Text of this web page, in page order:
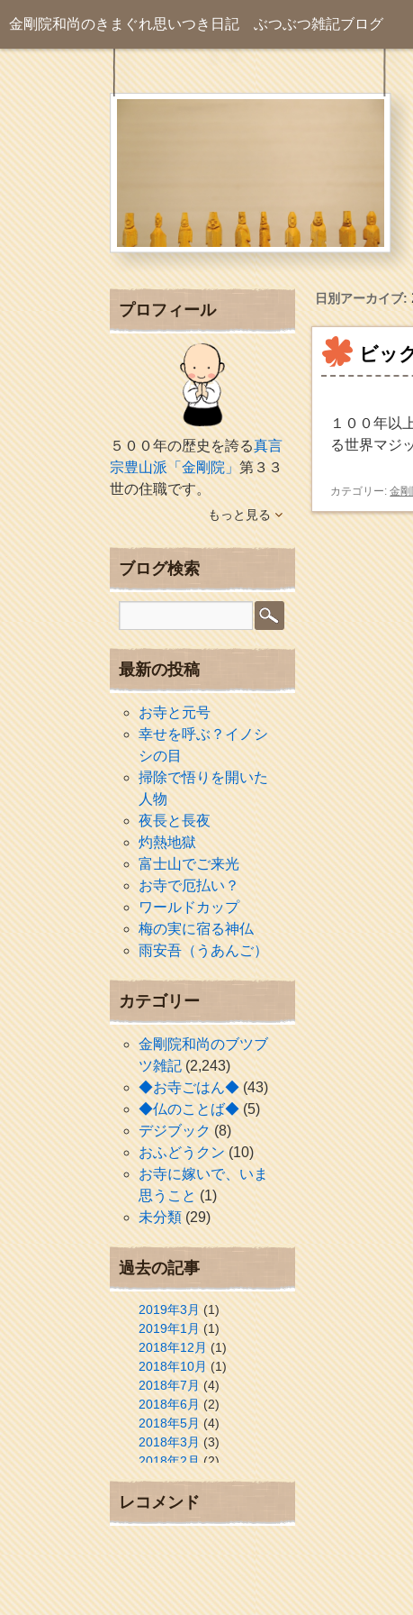
金剛院和尚のきまぐれ思いつき日記 ぶつぶつ雑記ブログ
日別アーカイブ:
ビッ
１００年以
る世界マジ
カテゴリー: 金
プロフィール
５００年の歴史を誇る真言
宗豊山派「金剛院」第３３
世の住職です。
もっと見る
ブログ検索
最新の投稿
お寺と元号
幸せを呼ぶ？イノシ
シの目
掃除で悟りを開いた
人物
夜長と長夜
灼熱地獄
富士山でご来光
お寺で厄払い？
ワールドカップ
梅の実に宿る神仏
雨安吾（うあんご）
カテゴリー
金剛院和尚のブツブ
ツ雑記(2,243)
◆お寺ごはん◆(43)
◆仏のことば◆(5)
デジブック(8)
おふどうクン(10)
お寺に嫁いで、いま
思うこと(1)
未分類(29)
過去の記事
2019年3月(1)
2019年1月(1)
2018年12月(1)
2018年10月(1)
2018年7月(4)
2018年6月(2)
2018年5月(4)
2018年3月(3)
2018年2月(2)
2018年1月(2)
2017年12月
2017年10月(1)
2017年9月(4)
2017年8月(3)
2017年7月(1)
レコメンド